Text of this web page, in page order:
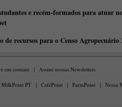
e recém-formados para atuar
de recursos para o Censo Agropecuário
em contato | Assine nossas Newsletters
MilkPoint PT | CaféPoint | FarmPoint | Nossa